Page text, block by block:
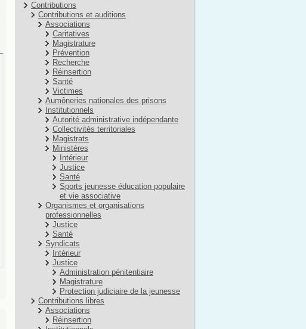
Contributions
Contributions et auditions
Associations
Caritatives
Magistrature
Prévention
Recherche
Réinsertion
Santé
Victimes
Aumôneries nationales des prisons
Institutionnels
Autorité administrative indépendante
Collectivités territoriales
Magistrats
Ministères
Intérieur
Justice
Santé
Sports jeunesse éducation populaire
et vie associative
Organismes et organisations
professionnelles
Justice
Santé
Syndicats
Intérieur
Justice
Administration pénitentiaire
Magistrature
Protection judiciaire de la jeunesse
Contributions libres
Associations
Réinsertion